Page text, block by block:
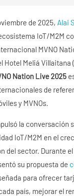
de 2025, Alai
IoT/M2M
MVNO
Hotel Meliá Villaitana
Nation Live 2025
de
y MVNOs.
la conversación
IoT/M2M en el
del sector. Durante
su propuesta de
para ofrecer
país, mejorar el